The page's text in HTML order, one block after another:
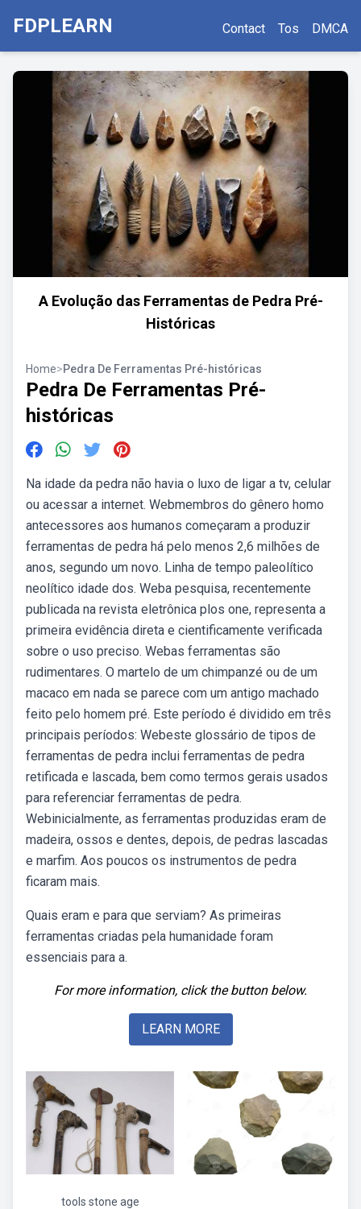
FDPLEARN Contact Tos DMCA
A Evolução das Ferramentas de Pedra Pré-
Históricas
Home>Pedra De Ferramentas Pré-históricas
Pedra De Ferramentas Pré-
históricas
Na idade da pedra não havia o luxo de ligar a tv, celular
ou acessar a internet. Webmembros do gênero homo
antecessores aos humanos começaram a produzir
ferramentas de pedra há pelo menos 2,6 milhões de
anos, segundo um novo. Linha de tempo paleolítico
neolítico idade dos. Weba pesquisa, recentemente
publicada na revista eletrônica plos one, representa a
primeira evidência direta e cientificamente verificada
sobre o uso preciso. Webas ferramentas são
rudimentares. O martelo de um chimpanzé ou de um
macaco em nada se parece com um antigo machado
feito pelo homem pré. Este período é dividido em três
principais períodos: Webeste glossário de tipos de
ferramentas de pedra inclui ferramentas de pedra
retificada e lascada, bem como termos gerais usados
para referenciar ferramentas de pedra.
Webinicialmente, as ferramentas produzidas eram de
madeira, ossos e dentes, depois, de pedras lascadas
e marfim. Aos poucos os instrumentos de pedra
ficaram mais.
Quais eram e para que serviam? As primeiras
ferramentas criadas pela humanidade foram
essenciais para a.
For more information, click the button below.
LEARN MORE
tools stone age